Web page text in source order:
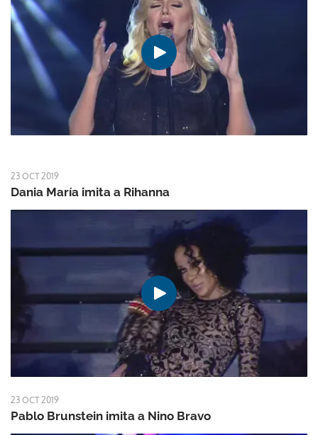
23 OCT 2019
Dania María imita a Rihanna
23 OCT 2019
Pablo Brunstein imita a Nino Bravo